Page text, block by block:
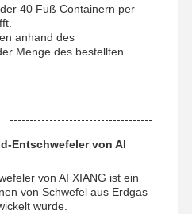
40 Fuß Containern per
anhand des
Menge des bestellten
Entschwefeler von AI
von AI XIANG ist ein
von Schwefel aus Erdgas
wurde.